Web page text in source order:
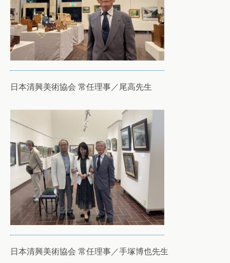
日本清興美術協会 常任理事／尾高先生
日本清興美術協会 常任理事／手塚博也先生